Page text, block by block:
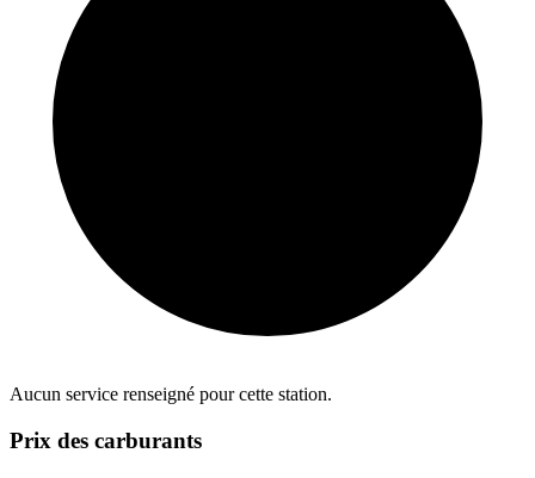
Aucun service renseigné pour cette station.
Prix des carburants